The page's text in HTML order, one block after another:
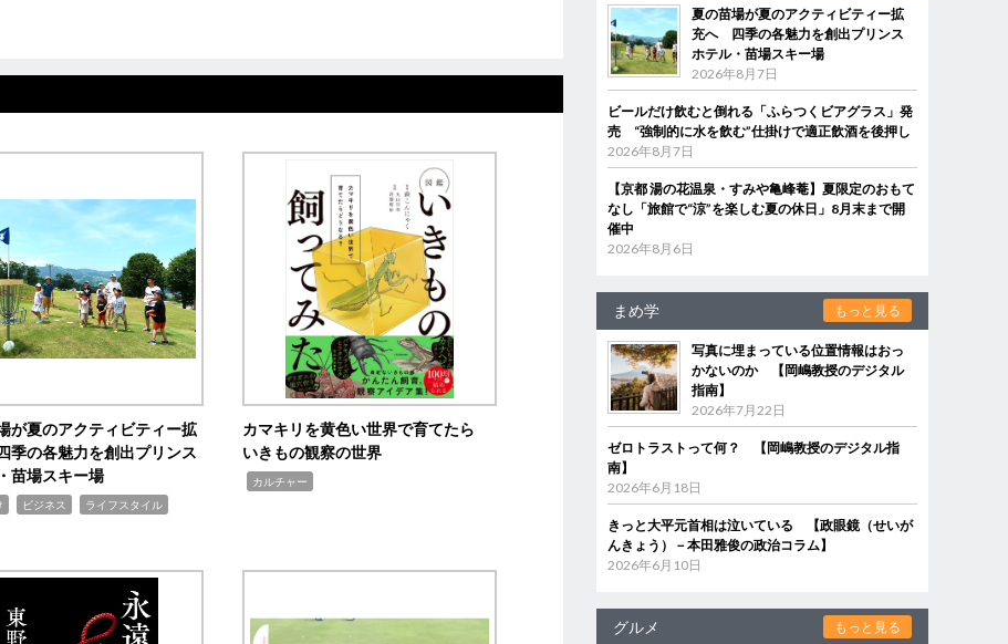
が夏のアクティビティー拡
の各魅力を創出プリンス
苗場スキー場
ビジネス ライフスタイル
カマキリを黄色い世界で育てたら
いきもの観察の世界
カルチャー
夏の苗場が夏のアクティビティー拡
充へ 四季の各魅力を創出プリンス
ホテル・苗場スキー場
2026年8月7日
ビールだけ飲むと倒れる「ふらつくビアグラス」発
売 “強制的に水を飲む”仕掛けで適正飲酒を後押し
2026年8月7日
【京都 湯の花温泉・すみや亀峰菴】夏限定のおもて
なし「旅館で“涼”を楽しむ夏の休日」8月末まで開
催中
2026年8月6日
まめ学 もっと見る
写真に埋まっている位置情報はおっ
かないのか 【岡嶋教授のデジタル
指南】
2026年7月22日
ゼロトラストって何？ 【岡嶋教授のデジタル指
南】
2026年6月18日
きっと大平元首相は泣いている 【政眼鏡（せいが
んきょう）－本田雅俊の政治コラム】
2026年6月10日
グルメ もっと見る